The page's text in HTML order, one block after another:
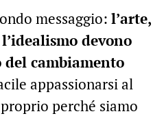
messaggio: l’arte,
devono
del cambiamento
appassionarsi al
perché siamo